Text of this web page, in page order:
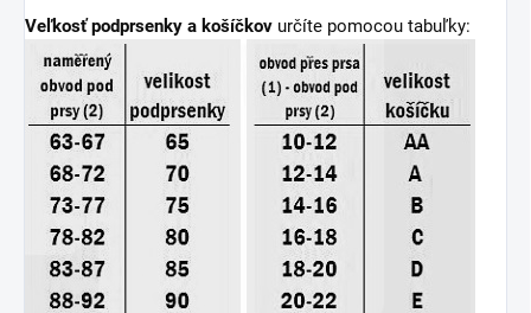
Veľkosť podprsenky a košíčkov určíte pomocou tabuľky: